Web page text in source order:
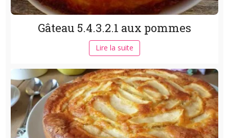
Gâteau 5.4.3.2.1 aux pommes
Lire la suite